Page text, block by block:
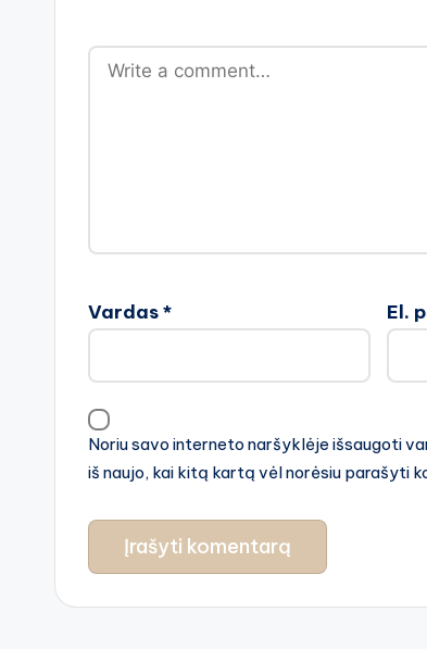
Vardas* El.
Noriu savo interneto naršyklėje išsaugoti
iš naujo, kai kitą kartą vėl norėsiu parašyti